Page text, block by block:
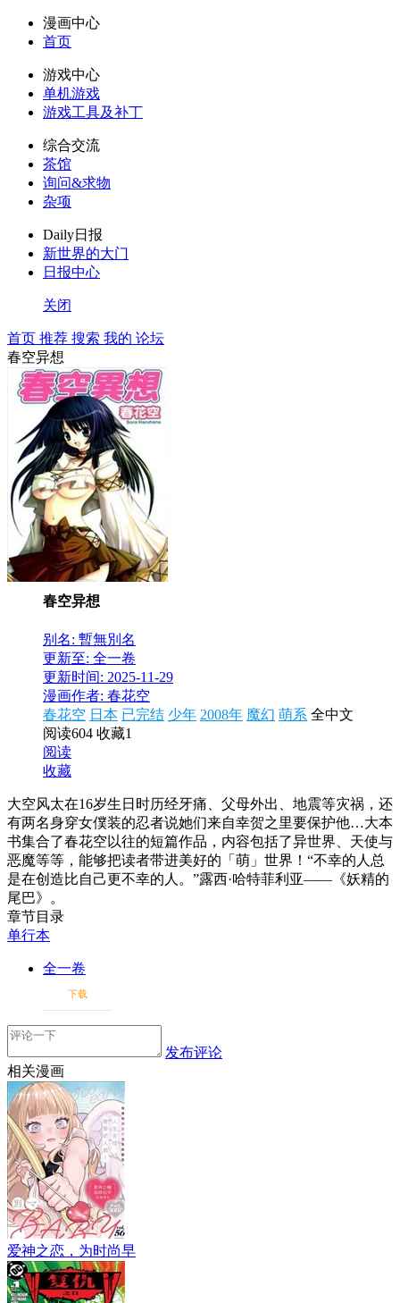
漫画中心
首页
游戏中心
单机游戏
游戏工具及补丁
综合交流
茶馆
询问&求物
杂项
Daily日报
新世界的大门
日报中心
关闭
首页 推荐 搜索 我的 论坛
春空异想
春空异想
别名: 暫無別名
更新至: 全一卷
更新时间: 2025-11-29
漫画作者: 春花空
春花空 日本 已完结 少年 2008年 魔幻 萌系 全中文
阅读604 收藏1
阅读
收藏
大空风太在16岁生日时历经牙痛、父母外出、地震等灾祸，还
有两名身穿女僕装的忍者说她们来自幸贺之里要保护他…大本
书集合了春花空以往的短篇作品，内容包括了异世界、天使与
恶魔等等，能够把读者带进美好的「萌」世界！“不幸的人总
是在创造比自己更不幸的人。”露西·哈特菲利亚——《妖精的
尾巴》。
章节目录
单行本
全一卷
下载
发布评论
相关漫画
爱神之恋，为时尚早